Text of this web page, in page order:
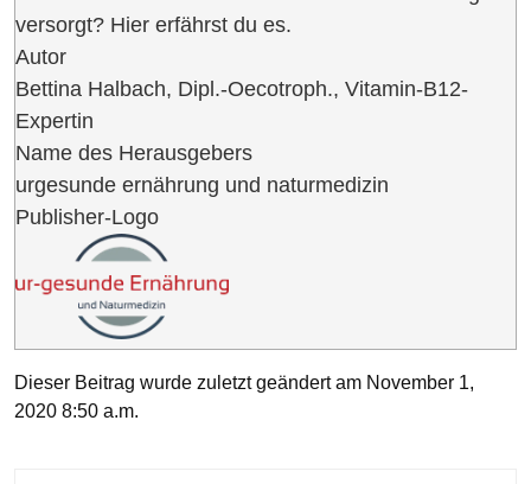
versorgt? Hier erfährst du es.
Autor
Bettina Halbach, Dipl.-Oecotroph., Vitamin-B12-
Expertin
Name des Herausgebers
urgesunde ernährung und naturmedizin
Publisher-Logo
Dieser Beitrag wurde zuletzt geändert am November 1,
2020 8:50 a.m.